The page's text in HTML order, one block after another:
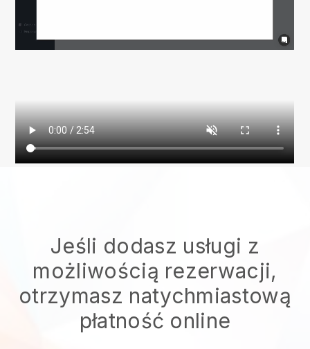
Jeśli dodasz usługi z
możliwością rezerwacji,
otrzymasz natychmiastową
płatność online